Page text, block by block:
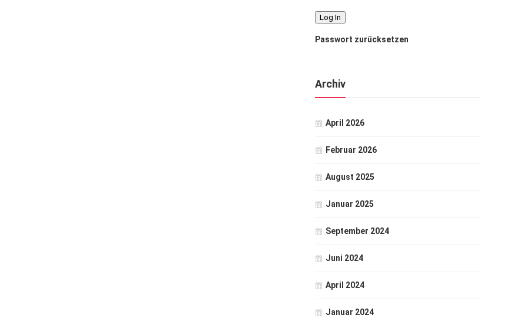
Passwort zurücksetzen
Archiv
April 2026
Februar 2026
August 2025
Januar 2025
September 2024
Juni 2024
April 2024
Januar 2024